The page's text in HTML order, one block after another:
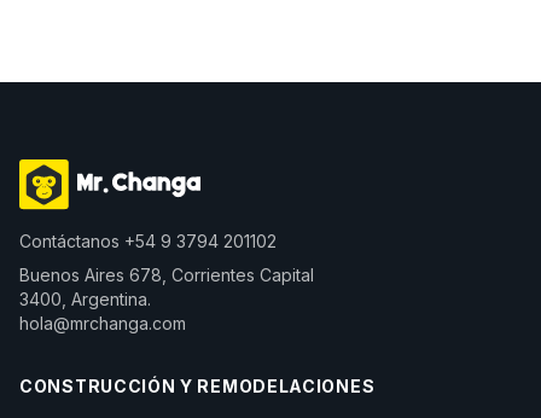
Contáctanos +54 9 3794 201102
Buenos Aires 678, Corrientes Capital
3400, Argentina.
hola@mrchanga.com
CONSTRUCCIÓN Y REMODELACIONES